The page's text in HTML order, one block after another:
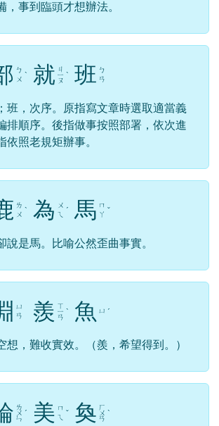
，事到臨頭才想辦法。
ㄅ
ㄨ ˋ 就 ㄐ
ㄧ
ㄡ
ˋ 班 ㄅ
ㄢ
班，次序。原指寫文章時選取適當義
排順序。後指做事按照部署，依次進
依照老規矩辦事。
ㄌ
ㄨ ˋ 為 ㄨ
ㄟ
ˊ 馬 ㄇ
ㄚ ˇ
說是馬。比喻公然歪曲事實。
ㄩ
ㄢ
羨 ㄒ
ㄧ
ㄢ
ˋ 魚 ㄩ ˊ
想，難收實效。（羨，希望得到。）
ㄌ
ㄨ
ㄣ
ˊ 美 ㄇ
ㄟ ˇ 奐 ㄏ
ㄨ
ㄢ
ˋ